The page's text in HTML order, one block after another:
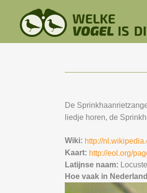
De
liedje horen, de
Wiki: http://
Kaart: http://eol.org/
Latijnse naam:
Hoe vaak in